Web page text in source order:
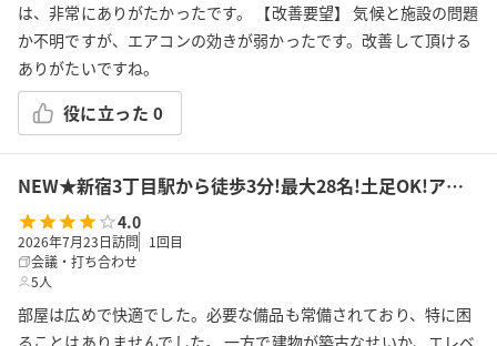
は、非常にありがたかったです。 【改善要望】 気候と施設の問題
か不明ですが、エアコンの効きが弱かったです。改善して頂ける
ありがたいですね。
役に立った 0
NEW★新宿3丁目駅から徒歩3分!最大28名!土足OK!アルコール可!会議/セミナー/懇親会/パーティー/ボドゲ/推し活/女子会等で利用可能!貸会議室KS9新宿
4.0
2026年7月23日訪問 1 回目
会議・打ち合わせ
5人
部屋は広めで快適でした。必要な備品も常備されており、特に困
ることはありませんでした。 一方で建物が築古なせいか、エレベ